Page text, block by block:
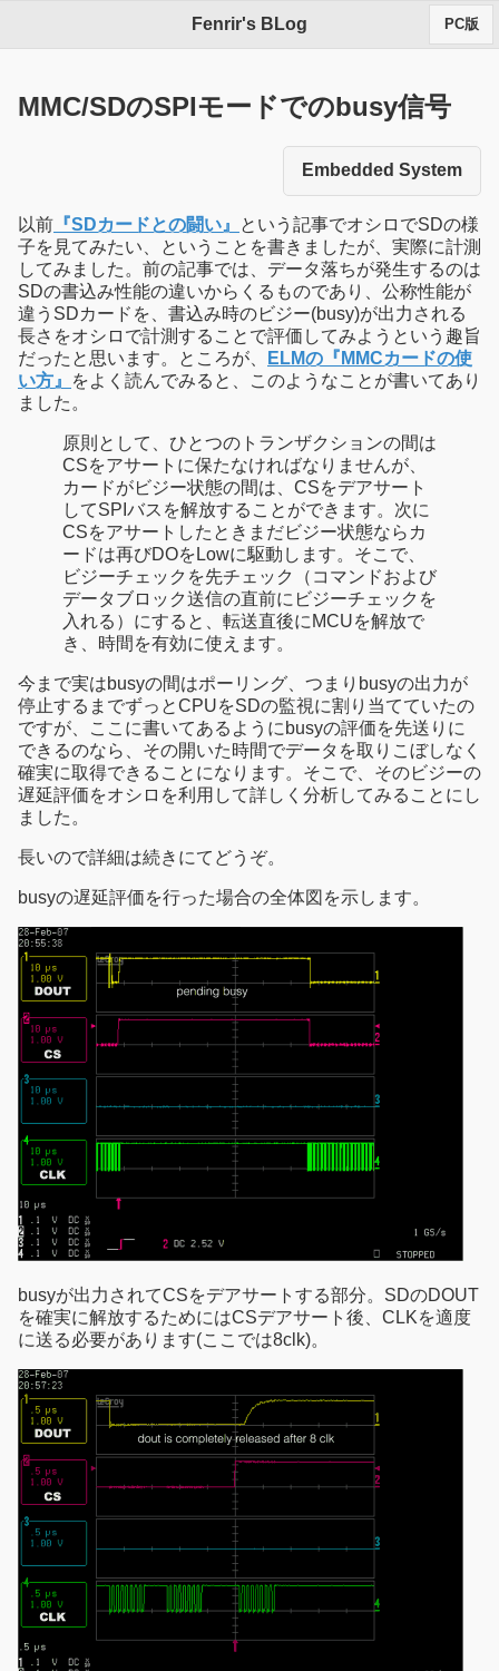
Fenrir's BLog PC版
MMC/SDのSPIモードでのbusy信号
Embedded System
以前 『SDカードとの闘い』
という記事でオシロでSDの様
子を見てみたい、ということを書きましたが、実際に計測
してみました。前の記事では、データ落ちが発生するのは
SDの書込み性能の違いからくるものであり、公称性能が
違うSDカードを、書込み時のビジー(busy)が出力される
長さをオシロで計測することで評価してみようという趣旨
だったと思います。ところが、
ELMの『MMCカードの使
い方』
をよく読んでみると、このようなことが書いてあり
ました。
原則として、ひとつのトランザクションの間は
CSをアサートに保たなければなりませんが、
カードがビジー状態の間は、CSをデアサート
してSPIバスを解放することができます。次に
CSをアサートしたときまだビジー状態ならカ
ードは再びDOをLowに駆動します。そこで、
ビジーチェックを先チェック（コマンドおよび
データブロック送信の直前にビジーチェックを
入れる）にすると、転送直後にMCUを解放で
き、時間を有効に使えます。
今まで実はbusyの間はポーリング、つまりbusyの出力が
停止するまでずっとCPUをSDの監視に割り当てていたの
ですが、ここに書いてあるようにbusyの評価を先送りに
できるのなら、その開いた時間でデータを取りこぼしなく
確実に取得できることになります。そこで、そのビジーの
遅延評価をオシロを利用して詳しく分析してみることにし
ました。
長いので詳細は続きにてどうぞ。
busyの遅延評価を行った場合の全体図を示します。
busyが出力されてCSをデアサートする部分。SDのDOUT
を確実に解放するためにはCSデアサート後、CLKを適度
に送る必要があります(ここでは8clk)。